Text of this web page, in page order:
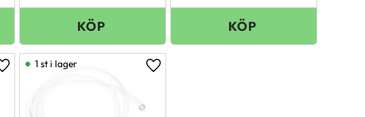
Lägg till i favoriter Lägg till i favoriter
1 st i lager